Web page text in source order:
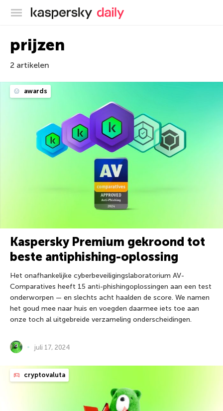
Kaspersky official blog
prijzen
2 artikelen
awards
Kaspersky Premium gekroond tot
beste antiphishing-oplossing
Het onafhankelijke cyberbeveiligingslaboratorium AV-
Comparatives heeft 15 anti-phishingoplossingen aan een test
onderworpen — en slechts acht haalden de score. We namen
het goud mee naar huis en voegden daarmee iets toe aan
onze toch al uitgebreide verzameling onderscheidingen.
juli 17, 2024
cryptovaluta